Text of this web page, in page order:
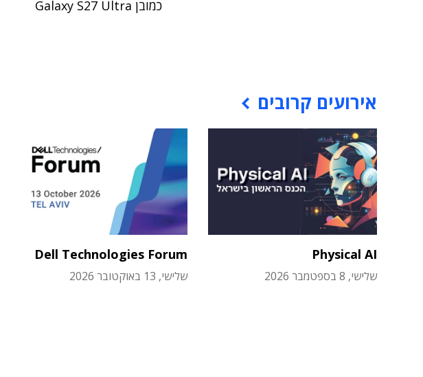
כמובן Galaxy S27 Ultra
אירועים קרובים
Physical AI
שלישי, 8 בספטמבר 2026
Dell Technologies Forum
שלישי, 13 באוקטובר 2026